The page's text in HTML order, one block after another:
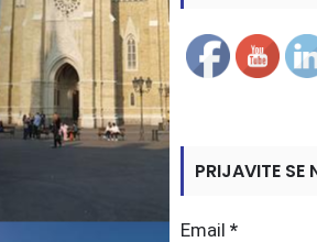
PRIJAVITE SE
Email*